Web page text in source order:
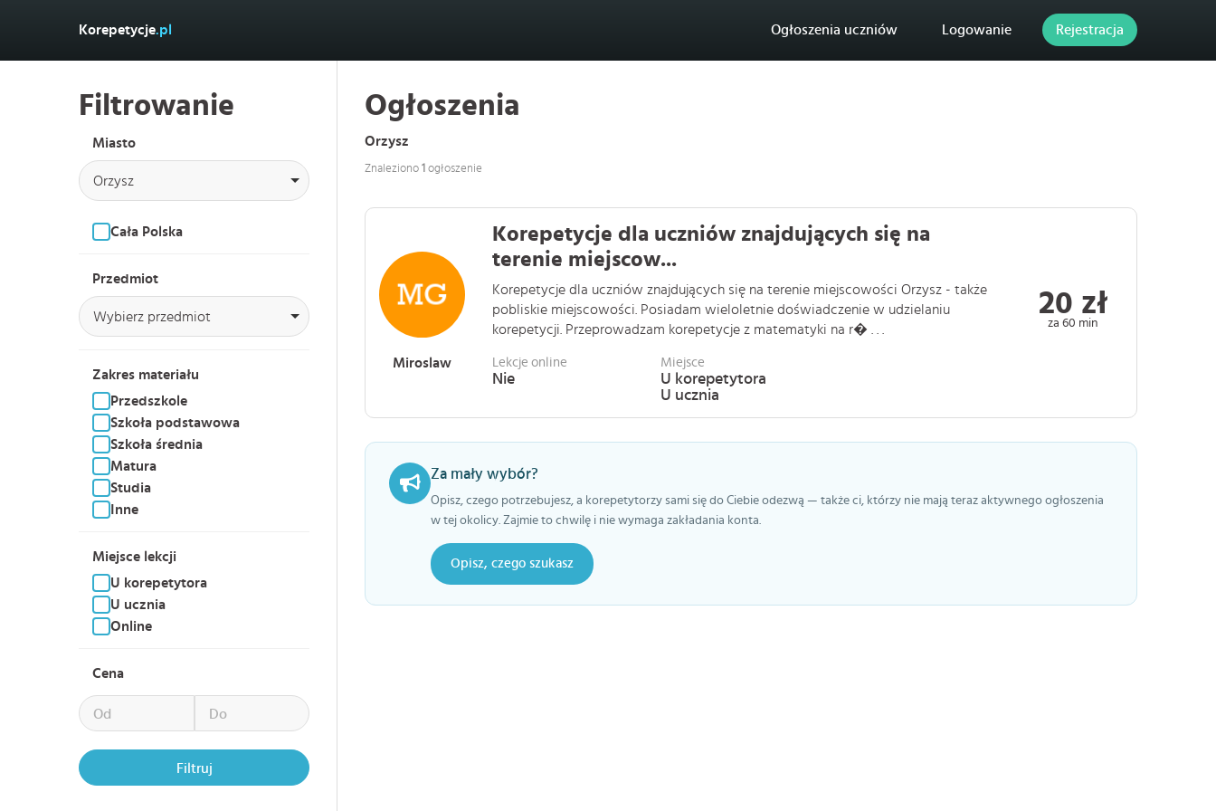
Korepetycje.pl Ogłoszenia uczniów Logowanie Rejestracja
Filtrowanie
Miasto
Orzysz
Cała Polska
Przedmiot
Wybierz przedmiot
Zakres materiału
Przedszkole
Szkoła podstawowa
Szkoła średnia
Matura
Studia
Inne
Miejsce lekcji
U korepetytora
U ucznia
Online
Cena
Filtruj
Ogłoszenia
Orzysz
Znaleziono 1 ogłoszenie
Miroslaw
Korepetycje dla uczniów znajdujących się na
terenie miejscow...
Korepetycje dla uczniów znajdujących się na terenie miejscowości Orzysz - także
pobliskie miejscowości. Posiadam wieloletnie doświadczenie w udzielaniu
korepetycji. Przeprowadzam korepetycje z matematyki na r� . . .
Lekcje online
Nie
Miejsce
U korepetytora
U ucznia
20 zł
za 60 min
Za mały wybór?
Opisz, czego potrzebujesz, a korepetytorzy sami się do Ciebie odezwą — także ci, którzy nie mają teraz aktywnego ogłoszenia
w tej okolicy. Zajmie to chwilę i nie wymaga zakładania konta.
Opisz, czego szukasz